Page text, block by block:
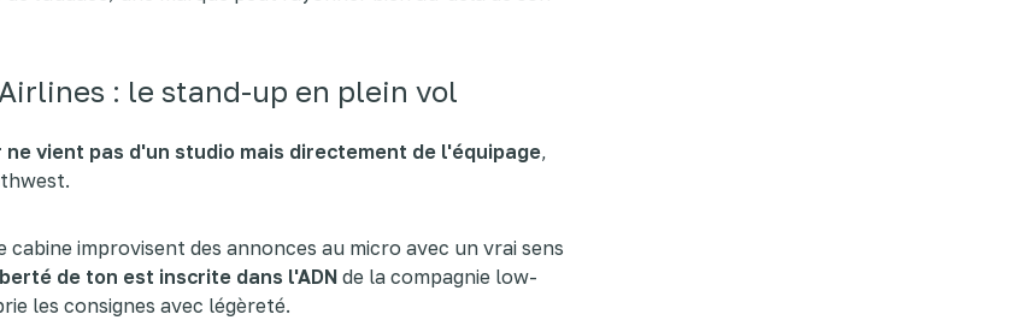
: le stand-up en plein vol
ne vient pas d'un studio mais directement de l'équipage,
cabine improvisent des annonces au micro avec un vrai sens
de ton est inscrite dans l'ADN de la compagnie low-
les consignes avec légèreté.